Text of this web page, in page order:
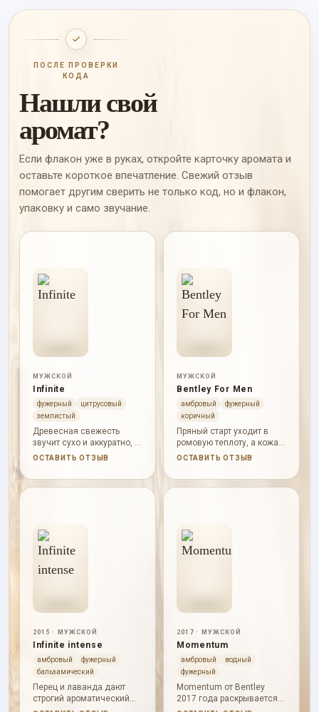
ПОСЛЕ ПРОВЕРКИ
КОДА
Нашли свой
аромат?
Если флакон уже в руках, откройте карточку аромата и
оставьте короткое впечатление. Свежий отзыв
помогает другим сверить не только код, но и флакон,
упаковку и само звучание.
МУЖСКОЙ
Infinite
фужерный
цитрусовый
землистый
Древесная свежесть
звучит сухо и аккуратно, а
фиалка и перец дают
грань.
ОСТАВИТЬ ОТЗЫВ
МУЖСКОЙ
Bentley For Men
амбровый
фужерный
коричный
Пряный старт уходит в
ромовую теплоту, а кожа,
пачули и кедр делают
вечерним.
ОСТАВИТЬ ОТЗЫВ
2015 · МУЖСКОЙ
Infinite intense
амбровый
фужерный
бальзамический
Перец и лаванда дают
строгий ароматический
старт, а бензоин, элеми,
2017 · МУЖСКОЙ
Momentum
амбровый
водный
фужерный
Momentum от Bentley
2017 года раскрывается
через древесная глубина,